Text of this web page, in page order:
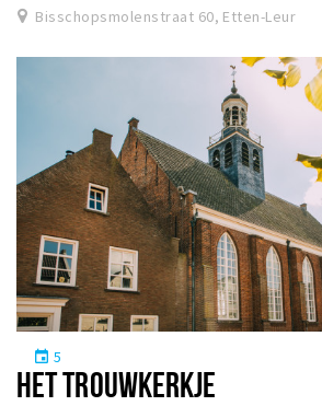
Bisschopsmolenstraat 60, Etten-Leur
event 5
HET TROUWKERKJE